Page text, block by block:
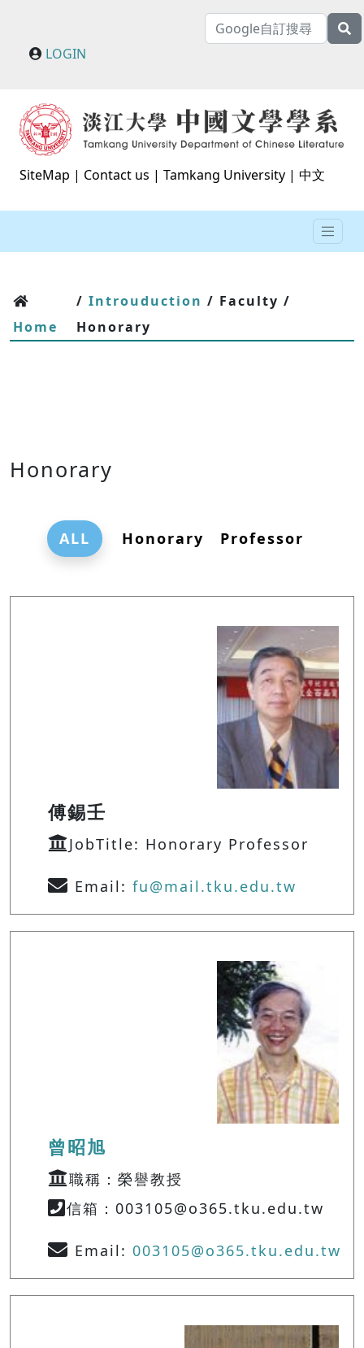
LOGIN
SiteMap | Contact us | Tamkang University | 中文
Home
/Introuduction / Faculty /
Honorary
Honorary
ALL Honorary Professor
傅錫壬
JobTitle: Honorary Professor
Email: fu@mail.tku.edu.tw
曾昭旭
職稱：榮譽教授
信箱：003105@o365.tku.edu.tw
Email: 003105@o365.tku.edu.tw